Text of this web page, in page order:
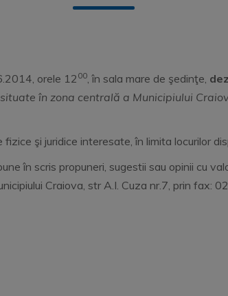
orele 1200, în sala mare de şedinţe,
în zona centrală a Municipiului
şi juridice interesate, în limita locurilor
în scris propuneri, sugestii sau opinii cu
Craiova, str A.I. Cuza nr.7, prin fax: